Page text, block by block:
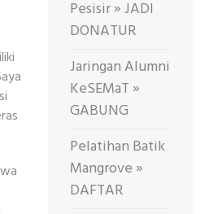
Pesisir » JADI
DONATUR
Jaringan Alumni
KeSEMaT »
GABUNG
Pelatihan Batik
Mangrove »
DAFTAR